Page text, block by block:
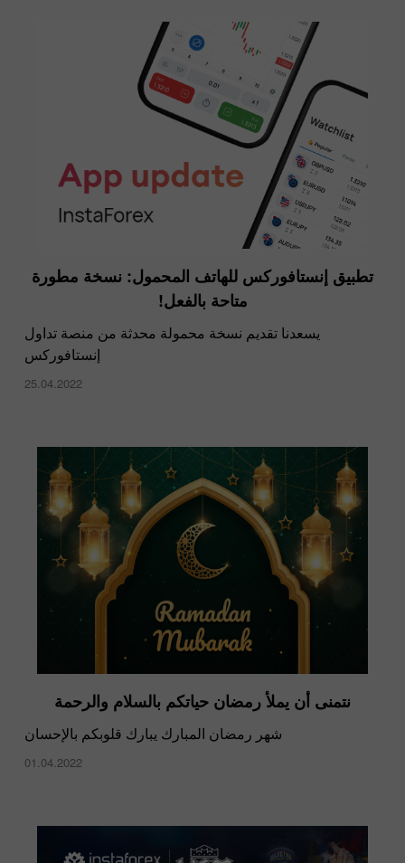
تطبيق إنستافوركس للهاتف المحمول: نسخة مطورة
متاحة بالفعل!
يسعدنا تقديم نسخة محمولة محدثة من منصة تداول
إنستافوركس
25.04.2022
نتمنى أن يملأ رمضان حياتكم بالسلام والرحمة
شهر رمضان المبارك يبارك قلوبكم بالإحسان
01.04.2022